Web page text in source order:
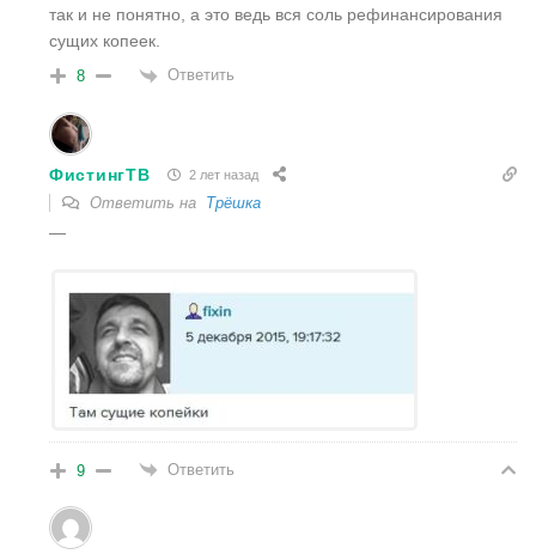
так и не понятно, а это ведь вся соль рефинансирования
сущих копеек.
8 Ответить
ФистингТВ 2 лет назад
Ответить на Трёшка
—
9 Ответить